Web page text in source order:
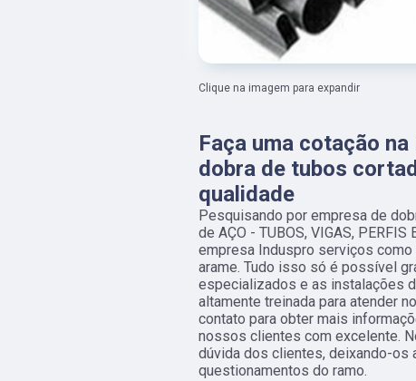
Clique na imagem para expandir
Faça uma cotação
dobra de tubos
qualidade
Pesquisando por empresa de
de AÇO - TUBOS, VIGAS,
empresa Induspro serviços
arame. Tudo isso só é possível
especializados e as instalações
altamente treinada para atender
contato para obter mais
nossos clientes com excelente.
dúvida dos clientes, deixando-os
questionamentos do ramo.